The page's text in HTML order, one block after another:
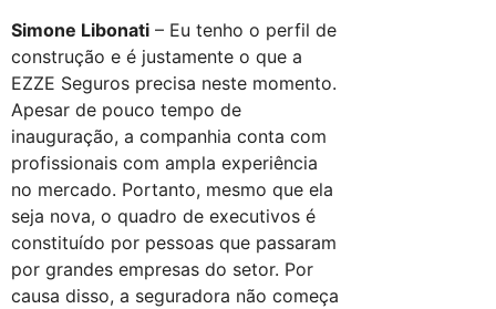
Simone Libonati – Eu tenho o perfil de
construção e é justamente o que a
EZZE Seguros precisa neste momento.
Apesar de pouco tempo de
inauguração, a companhia conta com
profissionais com ampla experiência
no mercado. Portanto, mesmo que ela
seja nova, o quadro de executivos é
constituído por pessoas que passaram
por grandes empresas do setor. Por
causa disso, a seguradora não começa